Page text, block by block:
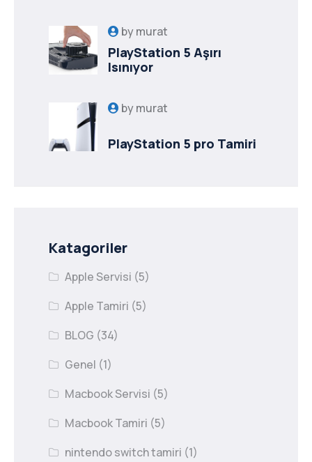
bymurat
PlayStation 5 Aşırı
Isınıyor
bymurat
PlayStation 5 pro Tamiri
Katagoriler
Apple Servisi (5)
Apple Tamiri (5)
BLOG (34)
Genel (1)
Macbook Servisi (5)
Macbook Tamiri (5)
nintendo switch tamiri (1)